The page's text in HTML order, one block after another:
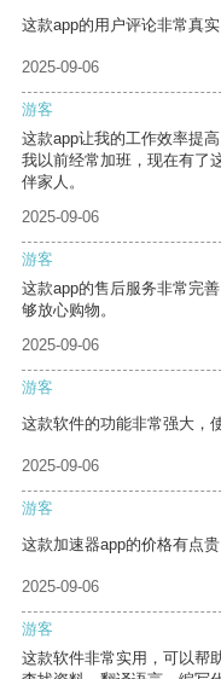
这款app的用户评论非常真
2025-09-06
游客
这款app让我的工作效率提
我以前经常加班，现在有了
伴家人。
2025-09-06
游客
这款app的售后服务非常完
够放心购物。
2025-09-06
游客
这款软件的功能非常强大，
2025-09-06
游客
这款加速器app的价格有点
2025-09-06
游客
这款软件非常实用，可以帮